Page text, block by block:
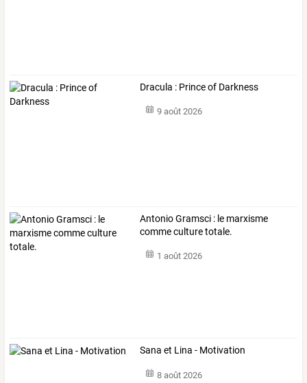
Dracula : Prince of Darkness
9 août 2026
Antonio Gramsci : le marxisme
comme culture totale.
1 août 2026
Sana et Lina - Motivation
8 août 2026